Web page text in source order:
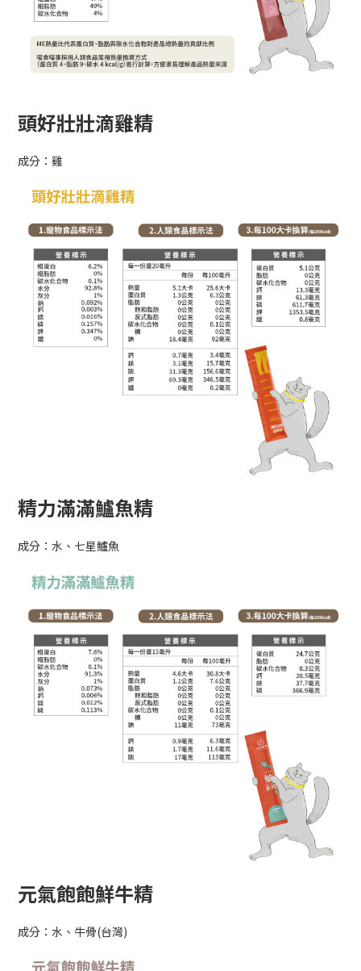
頭好壯壯滴雞精
成分：雞
精力滿滿鱸魚精
成分：水、七星鱸魚
元氣飽飽鮮牛精
成分：水、牛骨(台灣)